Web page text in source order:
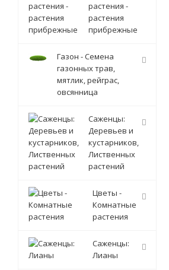
растения -
растения
прибрежные
Газон - Семена
газонных трав,
мятлик, рейграс,
овсянница
Саженцы:
Деревьев и
кустарников,
Лиственных
растений
Цветы -
Комнатные
растения
Саженцы:
Лианы